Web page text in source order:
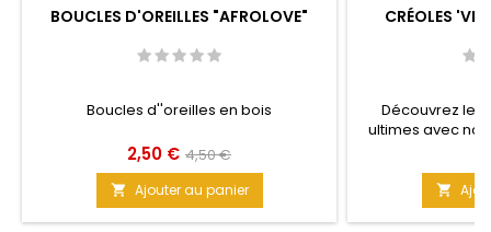
BOUCLES D'OREILLES "AFROLOVE"
Boucles d''oreilles en bois
Prix
2,50 € Prix
de
base
4,50 €
 Ajouter au panier
CRÉOLES
Découvrez le
ultimes avec
collection.
sublimes et
légèreté et
